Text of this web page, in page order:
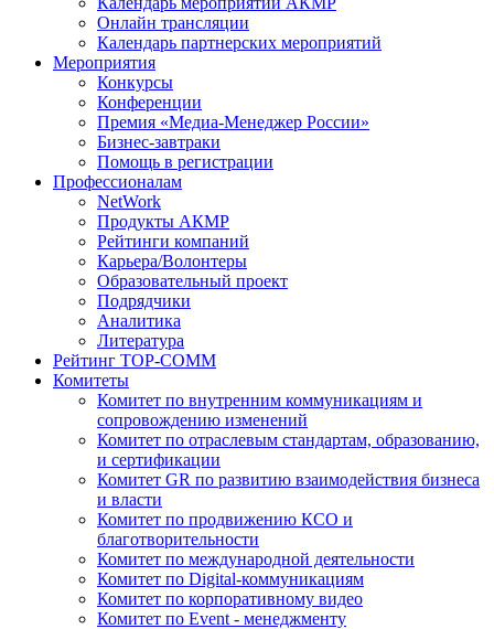
Онлайн трансляции
Календарь партнерских мероприятий
Мероприятия
Конкурсы
Конференции
Премия «Медиа-Менеджер России»
Бизнес-завтраки
Помощь в регистрации
Профессионалам
NetWork
Продукты АКМР
Рейтинги компаний
Карьера/Волонтеры
Образовательный проект
Подрядчики
Аналитика
Литература
Рейтинг TOP-COMM
Комитеты
Комитет по внутренним коммуникациям и
сопровождению изменений
Комитет по отраслевым стандартам, образованию,
и сертификации
Комитет GR по развитию взаимодействия бизнеса
и власти
Комитет по продвижению КСО и
благотворительности
Комитет по международной деятельности
Комитет по Digital-коммуникациям
Комитет по корпоративному видео
Комитет по Event - менеджменту